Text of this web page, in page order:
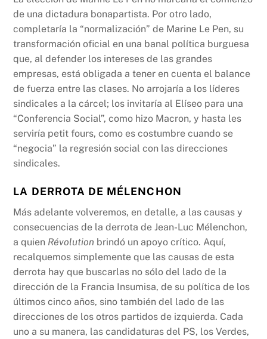
de una dictadura bonapartista. Por otro lado,
completaría la “normalización” de Marine Le Pen, su
transformación oficial en una banal política burguesa
que, al defender los intereses de las grandes
empresas, está obligada a tener en cuenta el balance
de fuerza entre las clases. No arrojaría a los líderes
sindicales a la cárcel; los invitaría al Elíseo para una
“Conferencia Social”, como hizo Macron, y hasta les
serviría petit fours, como es costumbre cuando se
“negocia” la regresión social con las direcciones
sindicales.
LA DERROTA DE MÉLENCHON
Más adelante volveremos, en detalle, a las causas y
consecuencias de la derrota de Jean-Luc Mélenchon,
a quien Révolution brindó un apoyo crítico. Aquí,
recalquemos simplemente que las causas de esta
derrota hay que buscarlas no sólo del lado de la
dirección de la Francia Insumisa, de su política de los
últimos cinco años, sino también del lado de las
direcciones de los otros partidos de izquierda. Cada
uno a su manera, las candidaturas del PS, los Verdes,